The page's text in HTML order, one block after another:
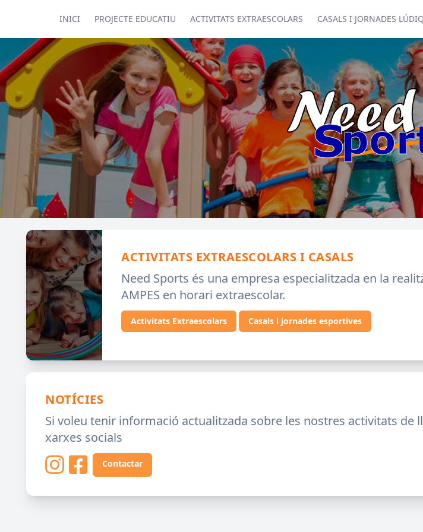
INICI PROJECTE EDUCATIU ACTIVITATS EXTRAESCOLARS CASALS I JORNADES
ACTIVITATS EXTRAESCOLARS I CASALS
Need Sports és una empresa especialitzada en la
AMPES en horari extraescolar.
Activitats Extraescolars Casals i jornades esportives
NOTÍCIES
Si voleu tenir informació actualitzada sobre les nostres activitats
xarxes socials
Contactar